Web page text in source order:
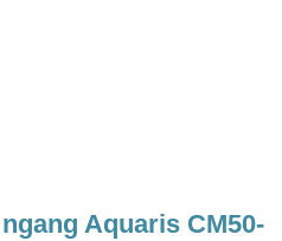
Aquaris CM50-